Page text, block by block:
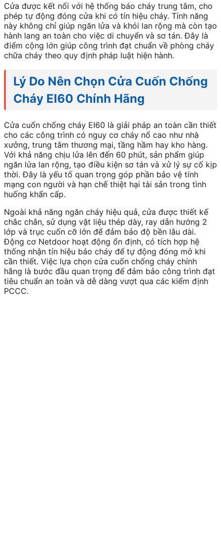
Cửa được kết nối với hệ thống báo cháy trung tâm, cho
phép tự động đóng cửa khi có tín hiệu cháy. Tính năng
này không chỉ giúp ngăn lửa và khói lan rộng mà còn tạo
hành lang an toàn cho việc di chuyển và sơ tán. Đây là
điểm cộng lớn giúp công trình đạt chuẩn về phòng cháy
chữa cháy theo quy định pháp luật hiện hành.
Lý Do Nên Chọn Cửa Cuốn Chống
Cháy EI60 Chính Hãng
Cửa cuốn chống cháy EI60 là giải pháp an toàn cần thiết
cho các công trình có nguy cơ cháy nổ cao như nhà
xưởng, trung tâm thương mại, tầng hầm hay kho hàng.
Với khả năng chịu lửa lên đến 60 phút, sản phẩm giúp
ngăn lửa lan rộng, tạo điều kiện sơ tán và xử lý sự cố kịp
thời. Đây là yếu tố quan trọng góp phần bảo vệ tính
mạng con người và hạn chế thiệt hại tài sản trong tình
huống khẩn cấp.
Ngoài khả năng ngăn cháy hiệu quả, cửa được thiết kế
chắc chắn, sử dụng vật liệu thép dày, ray dẫn hướng 2
lớp và trục cuốn cỡ lớn để đảm bảo độ bền lâu dài.
Động cơ Netdoor hoạt động ổn định, có tích hợp hệ
thống nhận tín hiệu báo cháy để tự động đóng mở khi
cần thiết. Việc lựa chọn cửa cuốn chống cháy chính
hãng là bước đầu quan trọng để đảm bảo công trình đạt
tiêu chuẩn an toàn và dễ dàng vượt qua các kiểm định
PCCC.